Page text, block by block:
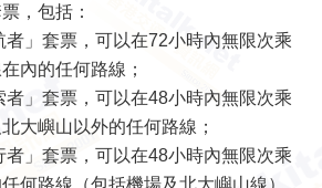
，包括：
者」套票，可以在72小時內無限次乘
內的任何路線；
者」套票，可以在48小時內無限次乘
大嶼山以外的任何路線；
者」套票，可以在48小時內無限次乘
何路線（包括機場及北大嶼山線），